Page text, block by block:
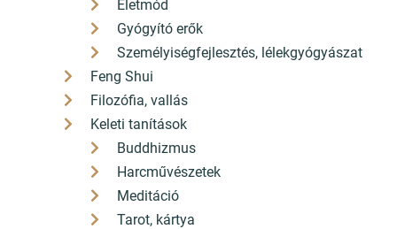
Életmód
Gyógyító erők
Személyiségfejlesztés, lélekgyógyászat
Feng Shui
Filozófia, vallás
Keleti tanítások
Buddhizmus
Harcművészetek
Meditáció
Tarot, kártya